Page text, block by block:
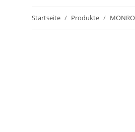
Startseite Produkte